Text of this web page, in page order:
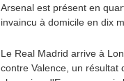
Arsenal est présent en
invaincu à domicile en dix
Le Real Madrid arrive à
contre Valence, un résultat